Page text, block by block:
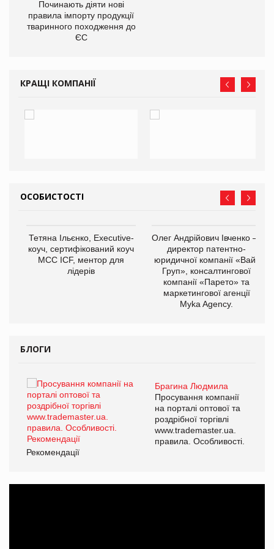
Починають діяти нові
правила імпорту продукції
тваринного походження до
ЄС
КРАЩІ КОМПАНІЇ
ОСОБИСТОСТІ
Тетяна Ільєнко, Executive-
коуч, сертифікований коуч
МСС ICF, ментор для
лідерів
Олег Андрійович Івченко —
директор патентно-
юридичної компанії «Вайз
Груп», консалтингової
компанії «Парето» та
маркетингової агенції
Myka Agency.
БЛОГИ
Брагина Людмила
Просування компанії
на порталі оптової та
роздрібної торгівлі
www.trademaster.ua.
правила. Особливості.
Рекомендації